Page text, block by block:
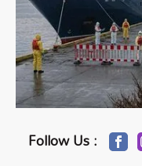
Follow Us :